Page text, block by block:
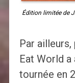
Édition limitée de
Par
Eat World
tournée en